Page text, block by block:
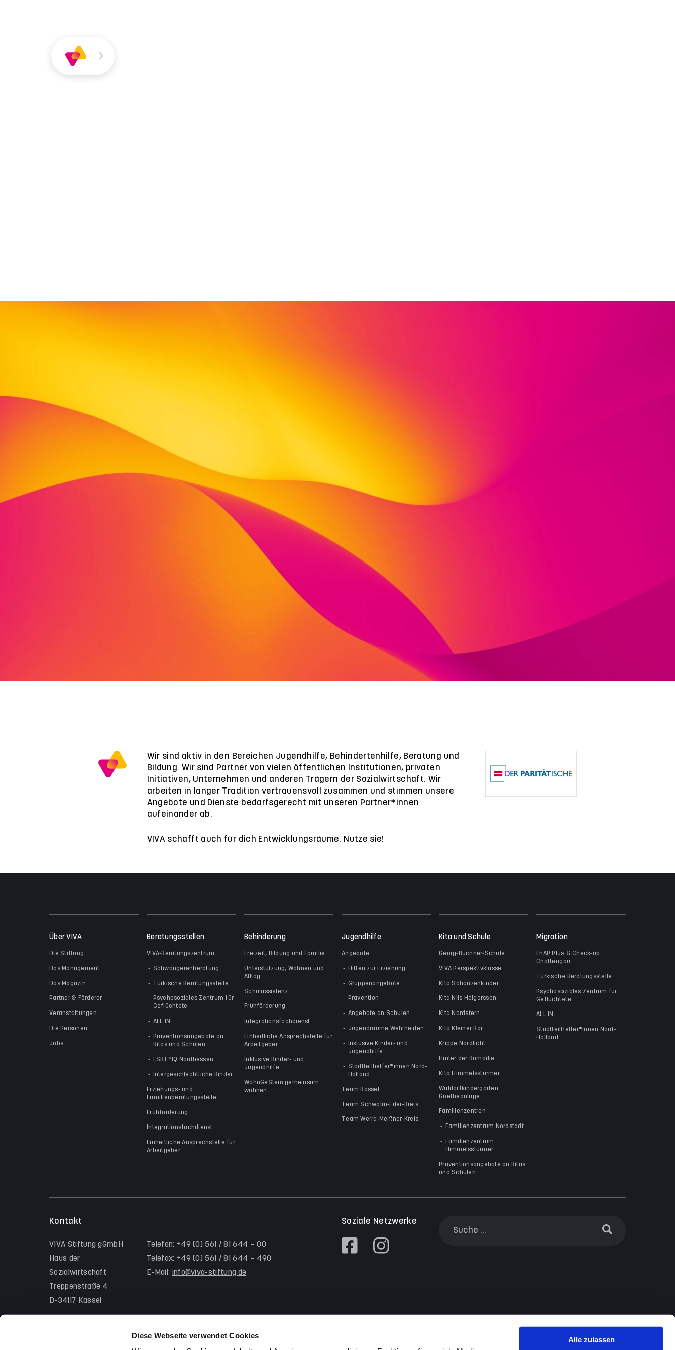
Diese Webseite verwendet Cookies
Alle zulassen
Über
VIVA
An den Anlagen 8b
37269 Eschwege
fon: 05651 3329011
o.podufalova@viva-stiftung.de
Wir sind aktiv in den Bereichen Jugendhilfe, Behindertenhilfe, Beratung und
Bildung. Wir sind Partner von vielen öffentlichen Institutionen, privaten
Initiativen, Unternehmen und anderen Trägern der Sozialwirtschaft. Wir
arbeiten in langer Tradition vertrauensvoll zusammen und stimmen unsere
Angebote und Dienste bedarfsgerecht mit unseren Partner*innen
aufeinander ab.
VIVA schafft auch für dich Entwicklungsräume. Nutze sie!
Über VIVA
Die Stiftung
Das Management
Das Magazin
Partner & Förderer
Veranstaltungen
Die Personen
Jobs
Beratungsstellen
VIVA-Beratungszentrum
Schwangerenberatung
Türkische Beratungsstelle
Psychosoziales Zentrum für
Geflüchtete
ALL IN
Präventionsangebote an
Kitas und Schulen
LSBT*IQ Nordhessen
Intergeschlechtliche Kinder
Erziehungs- und
Familienberatungsstelle
Frühförderung
Integrationsfachdienst
Einheitliche Ansprechstelle für
Arbeitgeber
Behinderung
Freizeit, Bildung und Familie
Unterstützung, Wohnen und
Alltag
Schulassistenz
Frühförderung
Integrationsfachdienst
Einheitliche Ansprechstelle für
Arbeitgeber
Inklusive Kinder- und
Jugendhilfe
WohnGeStein gemeinsam
wohnen
Jugendhilfe
Angebote
Hilfen zur Erziehung
Gruppenangebote
Prävention
Angebote an Schulen
Jugendräume Wehlheiden
Inklusive Kinder- und
Jugendhilfe
Stadtteilhelfer*innen Nord-
Holland
Team Kassel
Team Schwalm-Eder-Kreis
Team Werra-Meißner-Kreis
Kita und Schule
Georg-Büchner-Schule
VIVA Perspektivklasse
Kita Schanzenkinder
Kita Nils Holgersson
Kita Nordstern
Kita Kleiner Bär
Krippe Nordlicht
Hinter der Komödie
Kita Himmelsstürmer
Waldorfkindergarten
Goetheanlage
Familienzentren
Familienzentrum Nordstadt
Familienzentrum
Himmelsstürmer
Präventionsangebote an Kitas
und Schulen
Migration
EhAP Plus & Check-up
Chattengau
Türkische Beratungsstelle
Psychosoziales Zentrum für
Geflüchtete
ALL IN
Stadtteilhelfer*innen Nord-
Holland
Kontakt
VIVA Stiftung gGmbH
Haus der
Sozialwirtschaft
Treppenstraße 4
D-34117 Kassel
Telefon: +49 (0) 561 / 81 644 – 00
Telefax: +49 (0) 561 / 81 644 – 490
E-Mail: info@viva-stiftung.de
Soziale Netzwerke